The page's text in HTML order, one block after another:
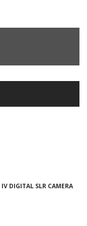
e Tomás Rosado
DIGITAL SLR CAMERA